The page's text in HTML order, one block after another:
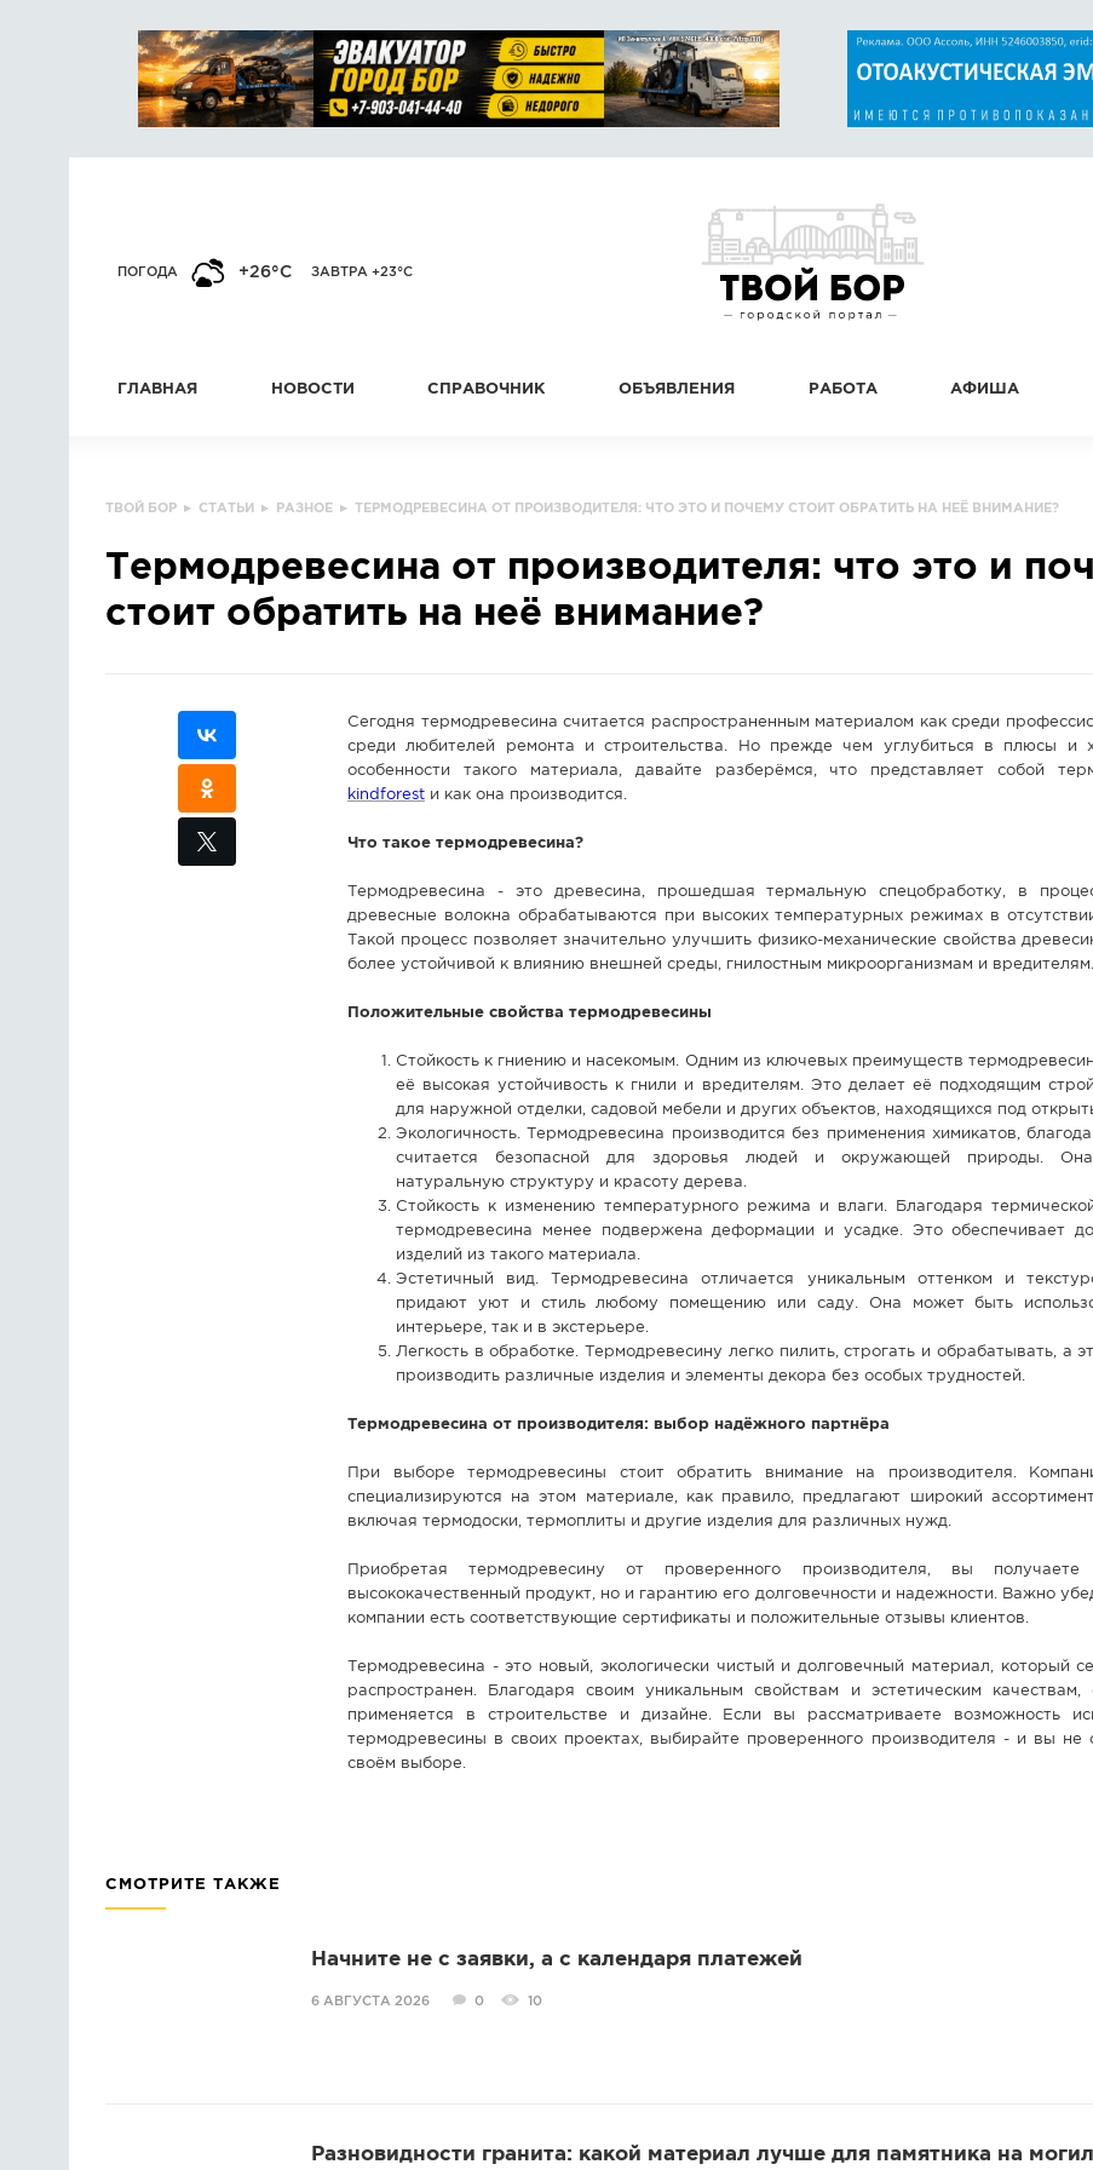
ПОГОДА +26°C ЗАВТРА +23°C
ГЛАВНАЯ НОВОСТИ СПРАВОЧНИК ОБЪЯВЛЕНИЯ РАБОТА АФИША
ТВОЙ БОР ▸ СТАТЬИ ▸ РАЗНОЕ ▸ ТЕРМОДРЕВЕСИНА ОТ ПРОИЗВОДИТЕЛЯ: ЧТО ЭТО И ПОЧЕМУ СТОИТ ОБРАТИТЬ НА НЕЁ ВНИМАНИЕ?
Термодревесина от производителя: что это и
стоит обратить на неё внимание?
Сегодня термодревесина считается распространенным материалом как среди
среди любителей ремонта и строительства. Но прежде чем углубиться в плюсы и
особенности такого материала, давайте разберёмся, что представляет собой
kindforest и как она производится.
Что такое термодревесина?
Термодревесина - это древесина, прошедшая термальную спецобработку, в
древесные волокна обрабатываются при высоких температурных режимах в
Такой процесс позволяет значительно улучшить физико-механические свойства
более устойчивой к влиянию внешней среды, гнилостным микроорганизмам и вредителям.
Положительные свойства термодревесины
Стойкость к гниению и насекомым. Одним из ключевых преимуществ
её высокая устойчивость к гнили и вредителям. Это делает её подходящим
для наружной отделки, садовой мебели и других объектов, находящихся под
Экологичность. Термодревесина производится без применения химикатов,
считается безопасной для здоровья людей и окружающей природы. Она
натуральную структуру и красоту дерева.
Стойкость к изменению температурного режима и влаги. Благодаря
термодревесина менее подвержена деформации и усадке. Это обеспечивает
изделий из такого материала.
Эстетичный вид. Термодревесина отличается уникальным оттенком и
придают уют и стиль любому помещению или саду. Она может быть
интерьере, так и в экстерьере.
Легкость в обработке. Термодревесину легко пилить, строгать и обрабатывать, а
производить различные изделия и элементы декора без особых трудностей.
Термодревесина от производителя: выбор надёжного партнёра
При выборе термодревесины стоит обратить внимание на производителя.
специализируются на этом материале, как правило, предлагают широкий
включая термодоски, термоплиты и другие изделия для различных нужд.
Приобретая термодревесину от проверенного производителя, вы
высококачественный продукт, но и гарантию его долговечности и надежности. Важно
компании есть соответствующие сертификаты и положительные отзывы клиентов.
Термодревесина - это новый, экологически чистый и долговечный материал, который
распространен. Благодаря своим уникальным свойствам и эстетическим
применяется в строительстве и дизайне. Если вы рассматриваете возможность
термодревесины в своих проектах, выбирайте проверенного производителя - и вы не
своём выборе.
СМОТРИТЕ ТАКЖЕ
Начните не с заявки, а с календаря платежей
6 АВГУСТА 2026 0 10
Разновидности гранита: какой материал лучше для памятника на